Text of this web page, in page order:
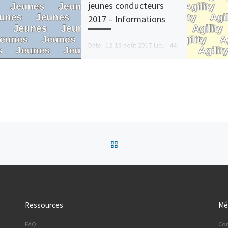
jeunes conducteurs
2017 – Informations
Date : 12-13 août 2017 Lieu : 44-
Ressources
FAQ